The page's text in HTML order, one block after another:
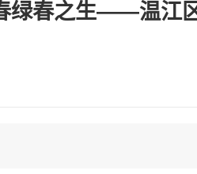
绿春之生——温江